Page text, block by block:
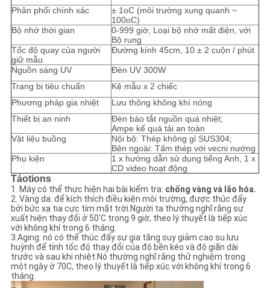
Phân phối chính xác
± 1oC (môi trường xung quanh ~
100oC)
Bộ nhớ thời gian
0-999 giờ, Loại bộ nhớ mất điện, với
Bộ rung
Tốc độ quay của người
giữ mẫu
Đường kính 45cm, 10 ± 2 cuộn / phút
Nguồn sáng UV
Đèn UV 300W
Trang bị tiêu chuẩn
Kệ mẫu x 2 chiếc
Phương pháp gia nhiệt
Lưu thông không khí nóng
Thiết bị an ninh
Đèn báo tắt nguồn quá nhiệt;
Ampe kế quá tải an toàn
Vật liệu buồng
Nội bộ: Thép không gỉ SUS304;
Bên ngoài: Tấm thép với vecni nướng
Phụ kiện
1 x hướng dẫn sử dụng tiếng Anh, 1 x
CD video hoạt động
Táotions
1. Máy có thể thực hiện hai bài kiểm tra: chống vàng và lão hóa.
2. Vàng da: để kích thích điều kiện môi trường, được thúc đẩy
bởi bức xạ tia cực tím mặt trời.Người ta thường nghĩ rằng sự
xuất hiện thay đổi ở 50'C trong 9 giờ, theo lý thuyết là tiếp xúc
với không khí trong 6 tháng.
3.Aging: nó có thể thúc đẩy sự gia tăng suy giảm cao su lưu
huỳnh để tính tốc độ thay đổi của độ bền kéo và độ giãn dài
trước và sau khi nhiệt.Nó thường nghĩ rằng thử nghiệm trong
một ngày ở 70C, theo lý thuyết là tiếp xúc với không khí trong 6
tháng.